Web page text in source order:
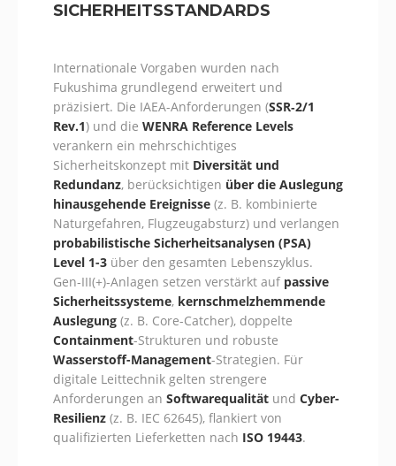
SICHERHEITSSTANDARDS
Internationale Vorgaben wurden nach
Fukushima grundlegend erweitert und
präzisiert. Die IAEA-Anforderungen (SSR‑2/1
Rev.1) und die WENRA Reference Levels
verankern ein mehrschichtiges
Sicherheitskonzept mit Diversität und
Redundanz, berücksichtigen über die Auslegung
hinausgehende Ereignisse (z. B. kombinierte
Naturgefahren, Flugzeugabsturz) und verlangen
probabilistische Sicherheitsanalysen (PSA)
Level 1-3 über den gesamten Lebenszyklus.
Gen‑III(+)‑Anlagen setzen verstärkt auf passive
Sicherheitssysteme, kernschmelzhemmende
Auslegung (z. B. Core-Catcher), doppelte
Containment-Strukturen und robuste
Wasserstoff-Management-Strategien. Für
digitale Leittechnik gelten strengere
Anforderungen an Softwarequalität und Cyber-
Resilienz (z. B. IEC 62645), flankiert von
qualifizierten Lieferketten nach ISO 19443.